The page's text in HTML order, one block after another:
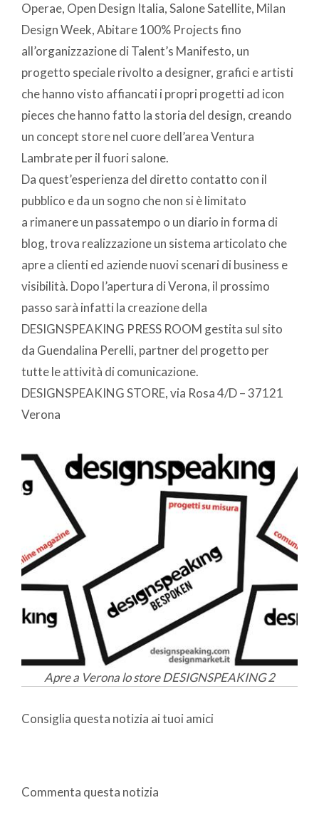
Operae, Open Design Italia, Salone Satellite, Milan
Design Week, Abitare 100% Projects fino
all’organizzazione di Talent’s Manifesto, un
progetto speciale rivolto a designer, grafici e artisti
che hanno visto affiancati i propri progetti ad icon
pieces che hanno fatto la storia del design, creando
un concept store nel cuore dell’area Ventura
Lambrate per il fuori salone.
Da quest’esperienza del diretto contatto con il
pubblico e da un sogno che non si è limitato
a rimanere un passatempo o un diario in forma di
blog, trova realizzazione un sistema articolato che
apre a clienti ed aziende nuovi scenari di business e
visibilità. Dopo l’apertura di Verona, il prossimo
passo sarà infatti la creazione della
DESIGNSPEAKING PRESS ROOM gestita sul sito
da Guendalina Perelli, partner del progetto per
tutte le attività di comunicazione.
DESIGNSPEAKING STORE, via Rosa 4/D – 37121
Verona
Apre a Verona lo store DESIGNSPEAKING 2
Consiglia questa notizia ai tuoi amici
Commenta questa notizia